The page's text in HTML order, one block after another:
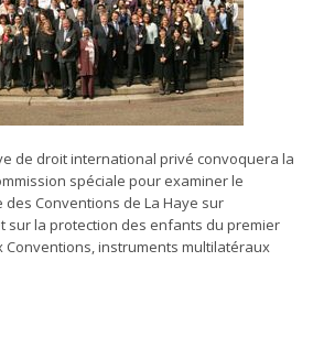
de droit international privé convoquera la
spéciale pour examiner le
Conventions de La Haye sur
sur la protection des enfants du premier
Conventions, instruments multilatéraux